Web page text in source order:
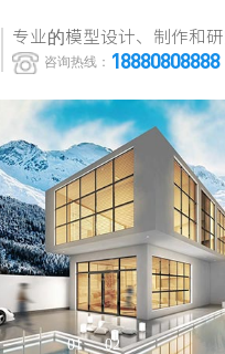
专业的模型设计、制作和
咨询热线： 18880808888
01 02